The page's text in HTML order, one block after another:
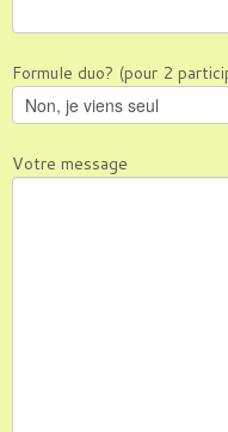
Formule duo? (pour 2
Votre message